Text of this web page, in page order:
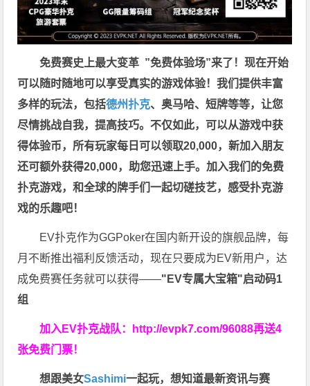
免费赛史上最大变革 ”免费体验场”来了！现在开始
可以随时随地可以享受真实的游戏体验！我们提供丰富
多样的玩法，包括德州扑克、奥马哈、短牌等等，让您
尽情挑战自我，提高技巧。不仅如此， 可以从游戏中获
得体验币，所有玩家每日可以领取20,000，新加入朋友
还可额外获得20,000，助您迅速上手。加入我们的免费
扑克游戏，和全球的牌手们一起切磋技艺，感受扑克游
戏的乐趣吧！
EV扑克作为GGPoker在国内新开设的旗舰品牌，每
月不断推出福利反馈活动，现在只要成为EV新用户，达
成免费赛任务就可以获得——"EV专属大宝箱"启动码1
组
加入EV扑克战队： http://evpk7.com/96088再送4
张免费门票！
想跟美女Sashimi一起玩，想知道最新资讯与赛